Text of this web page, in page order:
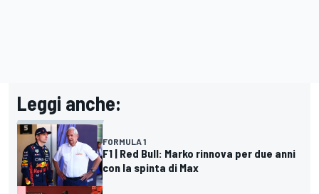
Leggi anche:
FORMULA 1
F1 | Red Bull: Marko rinnova per due anni
con la spinta di Max